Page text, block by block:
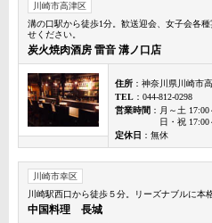
川崎市高津区
溝の口駅から徒歩1分。歓送迎会、女子会各
せください。
炭火焼肉酒房 雷音 溝ノ口店
住所 ：神奈川県川崎市
TEL ：044-812-0298
営業時間 ：月～土
日・祝
定休日 ：無休
川崎市幸区
川崎駅西口から徒歩５分。リーズナブルに本
中国料理 長城